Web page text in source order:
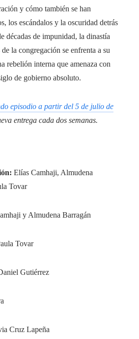
y cómo también se han
los escándalos y la oscuridad detrás
décadas de impunidad, la dinastía
la congregación se enfrenta a su
rebelión interna que amenaza con
de gobierno absoluto.
episodio a partir del 5 de julio de
entrega cada dos semanas.
Elías Camhaji, Almudena
Tovar
y Almudena Barragán
Tovar
Gutiérrez
Cruz Lapeña